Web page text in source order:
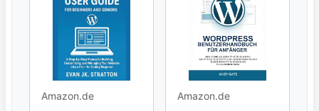
Amazon.de Amazon.de